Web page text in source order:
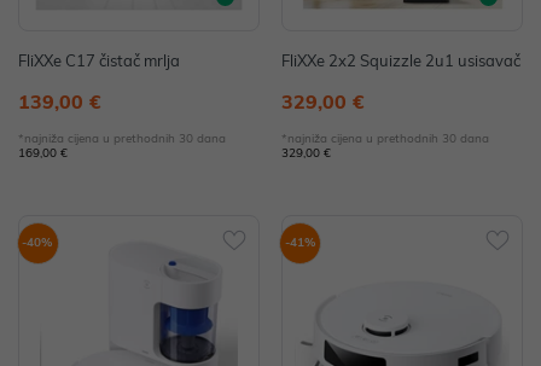
FliXXe C17 čistač mrlja
139,00 €
*najniža cijena u prethodnih 30 dana
169,00 €
FliXXe 2x2 Squizzle 2u1 usisavač
329,00 €
*najniža cijena u prethodnih 30 dana
329,00 €
-40% -41%